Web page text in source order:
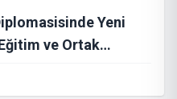
Yeni
ve Ortak